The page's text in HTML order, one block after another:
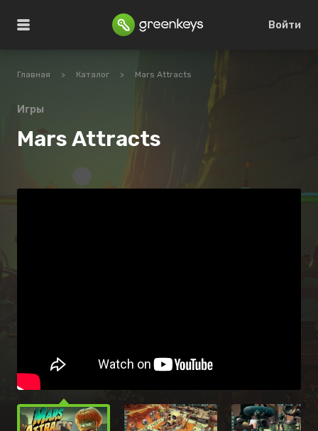
Войти
Главная > Каталог > Mars Attracts
Игры
Mars Attracts